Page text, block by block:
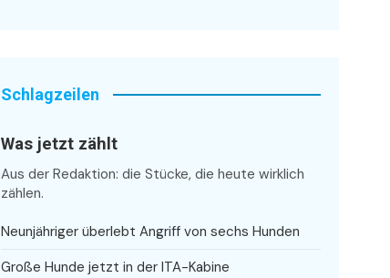
Schlagzeilen
Was jetzt zählt
Aus der Redaktion: die Stücke, die heute wirklich
zählen.
Neunjähriger überlebt Angriff von sechs Hunden
Große Hunde jetzt in der ITA-Kabine